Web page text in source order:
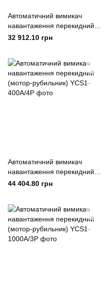
Автоматичний вимикач
навантаження перекидний
(мотор-рубильник) YCS1-
32 912.10 грн
Автоматичний вимикач
навантаження перекидний
(мотор-рубильник) YCS1-
44 404.80 грн